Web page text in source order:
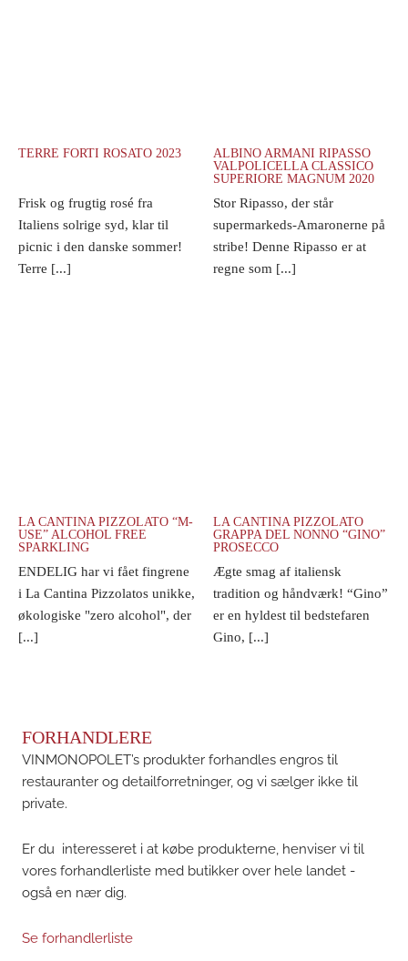
TERRE FORTI ROSATO 2023
Frisk og frugtig rosé fra
Italiens solrige syd, klar til
picnic i den danske sommer!
Terre [...]
ALBINO ARMANI RIPASSO
VALPOLICELLA CLASSICO
SUPERIORE MAGNUM 2020
Stor Ripasso, der står
supermarkeds-Amaronerne på
stribe! Denne Ripasso er at
regne som [...]
LA CANTINA PIZZOLATO “M-
USE” ALCOHOL FREE
SPARKLING
ENDELIG har vi fået fingrene
i La Cantina Pizzolatos unikke,
økologiske "zero alcohol", der
[...]
LA CANTINA PIZZOLATO
GRAPPA DEL NONNO “GINO”
PROSECCO
Ægte smag af italiensk
tradition og håndværk! “Gino”
er en hyldest til bedstefaren
Gino, [...]
FORHANDLERE
VINMONOPOLET’s produkter forhandles engros til
restauranter og detailforretninger, og vi sælger ikke til
private.
Er du interesseret i at købe produkterne, henviser vi til
vores forhandlerliste med butikker over hele landet -
også en nær dig.
Se forhandlerliste